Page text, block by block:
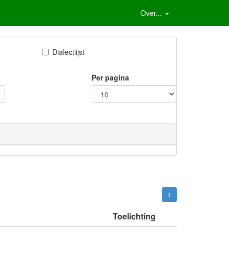
Over...
Dialectlijst
Per pagina
1
Toelichting